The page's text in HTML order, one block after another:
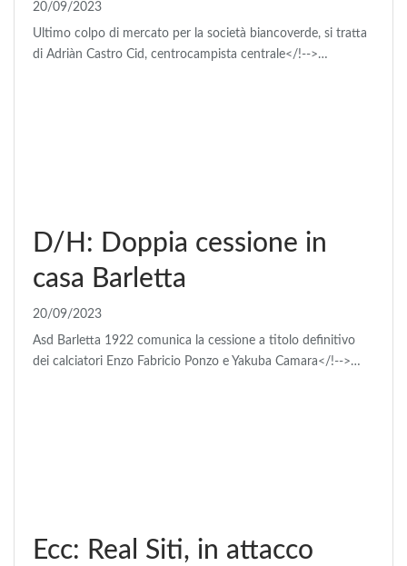
20/09/2023
Ultimo colpo di mercato per la società biancoverde, si tratta
di Adriàn Castro Cid, centrocampista centrale</!-->…
D/H: Doppia cessione in
casa Barletta
20/09/2023
Asd Barletta 1922 comunica la cessione a titolo definitivo
dei calciatori Enzo Fabricio Ponzo e Yakuba Camara</!-->…
Ecc: Real Siti, in attacco